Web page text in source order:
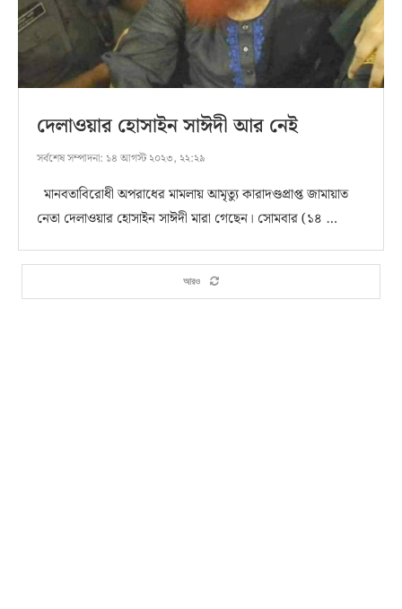
দেলাওয়ার হোসাইন সাঈদী আর নেই
সর্বশেষ সম্পাদনা: ১৪ আগস্ট ২০২৩, ২২:২৯
মানবতাবিরোধী অপরাধের মামলায় আমৃত্যু কারাদণ্ডপ্রাপ্ত জামায়াত
নেতা দেলাওয়ার হোসাইন সাঈদী মারা গেছেন। সোমবার (১৪ …
আরও